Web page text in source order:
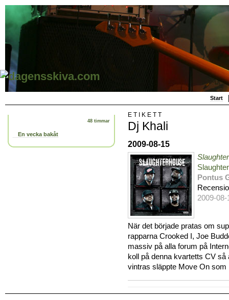
Start
48 timmar
En vecka bakåt
ETIKETT
Dj Khali
2009-08-15
Pontus
2009-08-
När det började pratas om
rapparna Crooked I, Joe
massiv på alla forum på
koll på denna kvartetts CV
vintras släppte Move On